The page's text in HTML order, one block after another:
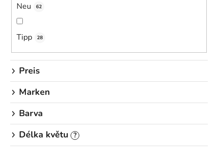
g
Neu 62
Tipp 28
Preis
Marken
Barva
Délka květu ?